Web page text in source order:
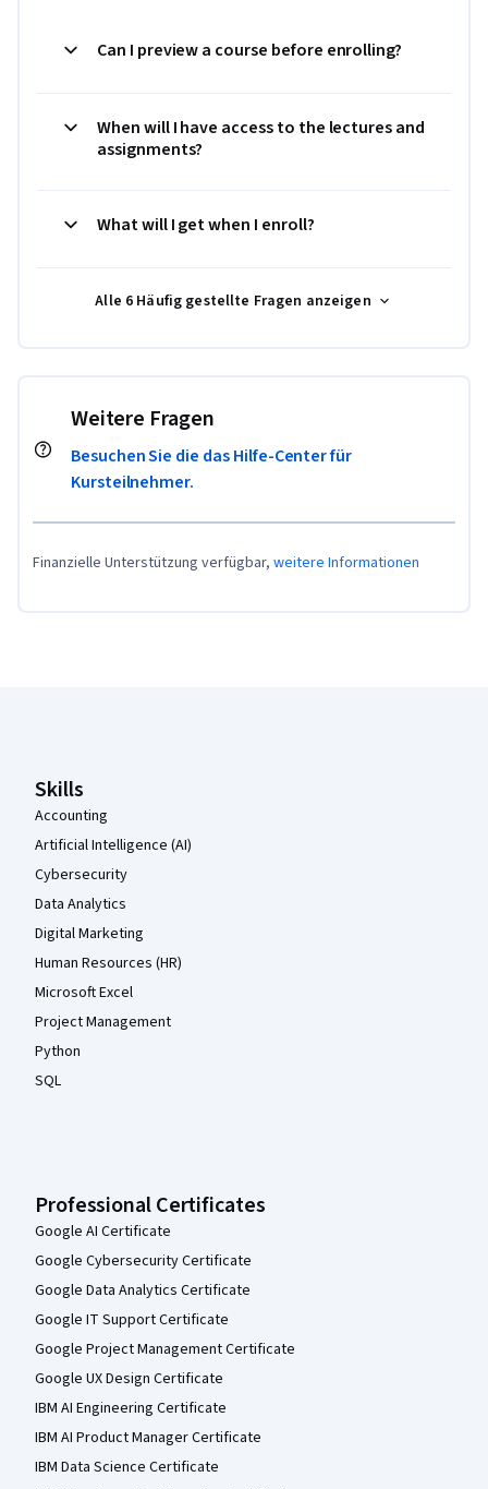
Can I preview a course before enrolling?
When will I have access to the lectures and
assignments?
What will I get when I enroll?
Alle 6 Häufig gestellte Fragen anzeigen
Weitere Fragen
Besuchen Sie die das Hilfe-Center für
Kursteilnehmer.
Finanzielle Unterstützung verfügbar, weitere Informationen
Skills
Accounting
Artificial Intelligence (AI)
Cybersecurity
Data Analytics
Digital Marketing
Human Resources (HR)
Microsoft Excel
Project Management
Python
SQL
Professional Certificates
Google AI Certificate
Google Cybersecurity Certificate
Google Data Analytics Certificate
Google IT Support Certificate
Google Project Management Certificate
Google UX Design Certificate
IBM AI Engineering Certificate
IBM AI Product Manager Certificate
IBM Data Science Certificate